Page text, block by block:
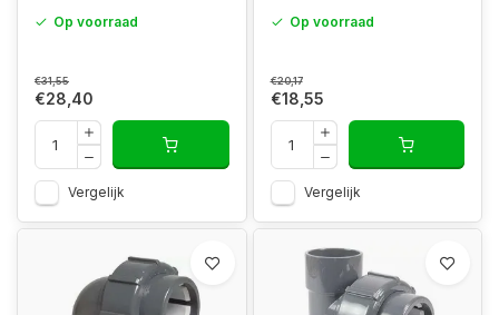
Op voorraad
€31,55
€28,40
Vergelijk
Op voorraad
€20,17
€18,55
Vergelijk